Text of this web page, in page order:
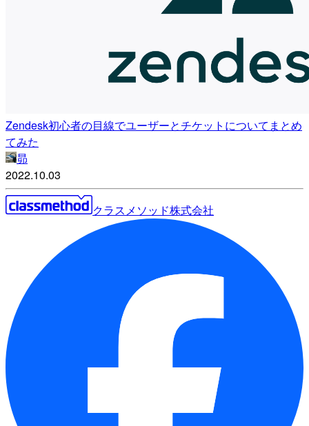
Zendesk初心者の目線でユーザーとチケットについてまとめ
てみた
昴
2022.10.03
クラスメソッド株式会社